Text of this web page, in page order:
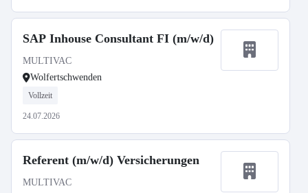
SAP Inhouse Consultant FI (m/w/d)
MULTIVAC
Wolfertschwenden
Vollzeit
24.07.2026
Referent (m/w/d) Versicherungen
MULTIVAC